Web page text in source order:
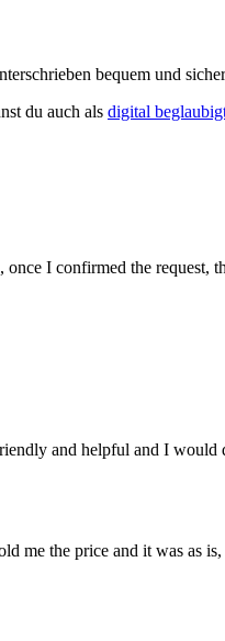
bequem und
du auch als digital
I confirmed the
and helpful and I would
me the price and it was as